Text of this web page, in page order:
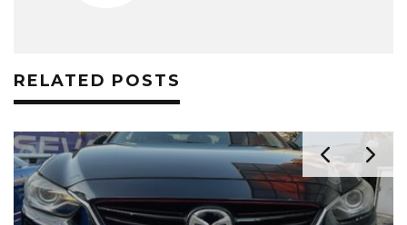
RELATED POSTS